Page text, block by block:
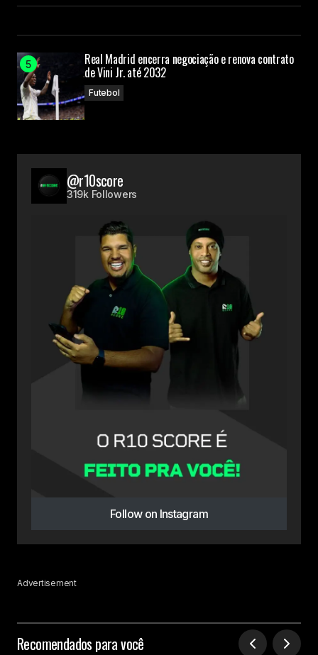
Real Madrid encerra negociação e renova contrato
de Vini Jr. até 2032
Futebol
@r10score
319k Followers
Follow on Instagram
Advertisement
Recomendados para você